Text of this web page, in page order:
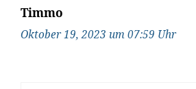
Timmo
Oktober 19, 2023 um 07:59 Uhr